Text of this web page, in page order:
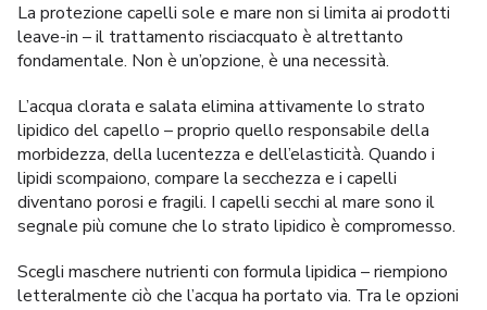
La protezione capelli sole e mare non si limita ai prodotti
leave-in – il trattamento risciacquato è altrettanto
fondamentale. Non è un’opzione, è una necessità.
L’acqua clorata e salata elimina attivamente lo strato
lipidico del capello – proprio quello responsabile della
morbidezza, della lucentezza e dell’elasticità. Quando i
lipidi scompaiono, compare la secchezza e i capelli
diventano porosi e fragili. I capelli secchi al mare sono il
segnale più comune che lo strato lipidico è compromesso.
Scegli maschere nutrienti con formula lipidica – riempiono
letteralmente ciò che l’acqua ha portato via. Tra le opzioni